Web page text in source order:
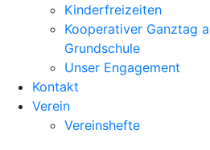
Kinderfreizeiten
Kooperativer Ganztag
Grundschule
Unser Engagement
Kontakt
Verein
Vereinshefte